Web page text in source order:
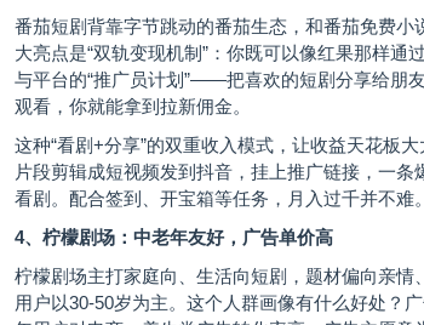
番茄短剧背靠字节跳动的番茄生态，和番茄免费小
大亮点是“双轨变现机制”：你既可以像红果那样通
与平台的“推广员计划”——把喜欢的短剧分享给朋
观看，你就能拿到拉新佣金。
这种“看剧+分享”的双重收入模式，让收益天花板
片段剪辑成短视频发到抖音，挂上推广链接，一条
看剧。配合签到、开宝箱等任务，月入过千并不难。
4、柠檬剧场：中老年友好，广告单价高
柠檬剧场主打家庭向、生活向短剧，题材偏向亲情
用户以30-50岁为主。这个人群画像有什么好处